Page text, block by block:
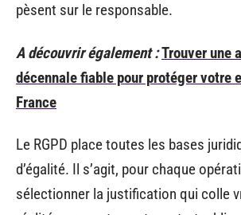
pèsent sur le responsable.
A découvrir également :Trouver une
décennale fiable pour protéger votre
France
Le RGPD place toutes les bases
d’égalité. Il s’agit, pour chaque
sélectionner la justification qui colle